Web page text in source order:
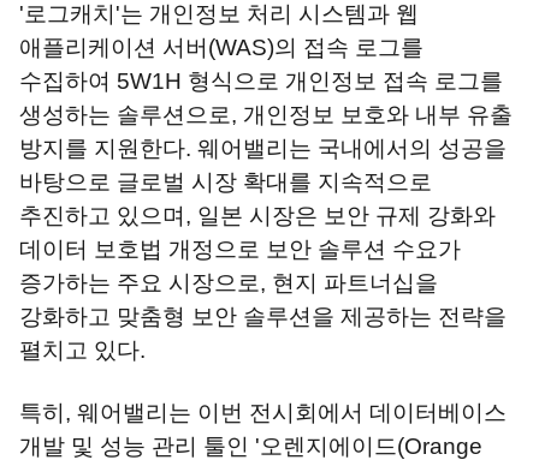
'로그캐치'는 개인정보 처리 시스템과 웹
애플리케이션 서버(WAS)의 접속 로그를
수집하여 5W1H 형식으로 개인정보 접속 로그를
생성하는 솔루션으로, 개인정보 보호와 내부 유출
방지를 지원한다. 웨어밸리는 국내에서의 성공을
바탕으로 글로벌 시장 확대를 지속적으로
추진하고 있으며, 일본 시장은 보안 규제 강화와
데이터 보호법 개정으로 보안 솔루션 수요가
증가하는 주요 시장으로, 현지 파트너십을
강화하고 맞춤형 보안 솔루션을 제공하는 전략을
펼치고 있다.
특히, 웨어밸리는 이번 전시회에서 데이터베이스
개발 및 성능 관리 툴인 '오렌지에이드(Orange